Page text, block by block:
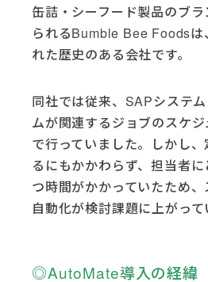
缶詰・シーフード製品のブ
られるBumble Bee Foodsは
れた歴史のある会社です。
同社では従来、SAPシステ
ムが関連するジョブのスケ
で行っていました。しかし
るにもかかわらず、担当者
つ時間がかかっていたため
自動化が検討課題に上がって
◎AutoMate導入の経緯